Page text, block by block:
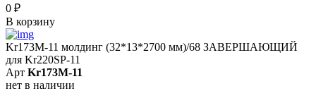
0 ₽
В корзину
Kr173M-11 молдинг (32*13*2700 мм)/68 ЗАВЕРШАЮЩИЙ
для Kr220SP-11
Арт Kr173M-11
нет в наличии